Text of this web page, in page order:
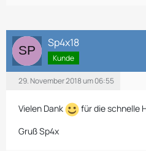
Sp4x18
Kunde
29. November 2018 um 06:55
Vielen Dank
für die schnelle
Gruß Sp4x